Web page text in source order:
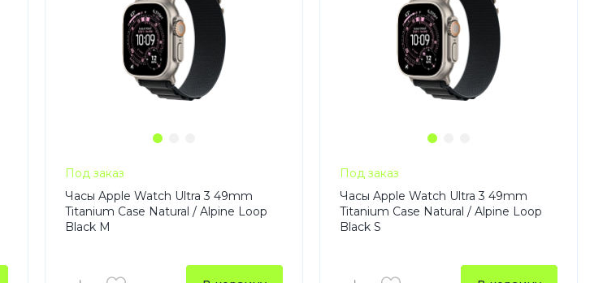
Под заказ
Часы Apple Watch Ultra 3 49mm
Titanium Case Natural / Alpine Loop
Black M
Под заказ
Часы Apple Watch Ultra 3 49mm
Titanium Case Natural / Alpine Loop
Black S